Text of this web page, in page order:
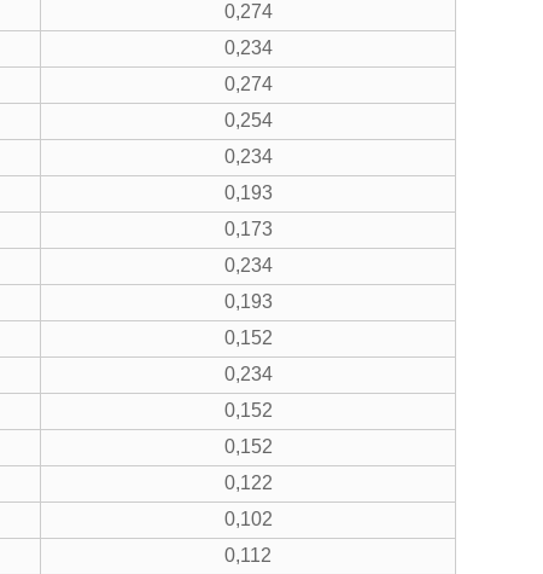
0,274
0,234
0,274
0,254
0,234
0,193
0,173
0,234
0,193
0,152
0,234
0,152
0,152
0,122
0,102
0,112